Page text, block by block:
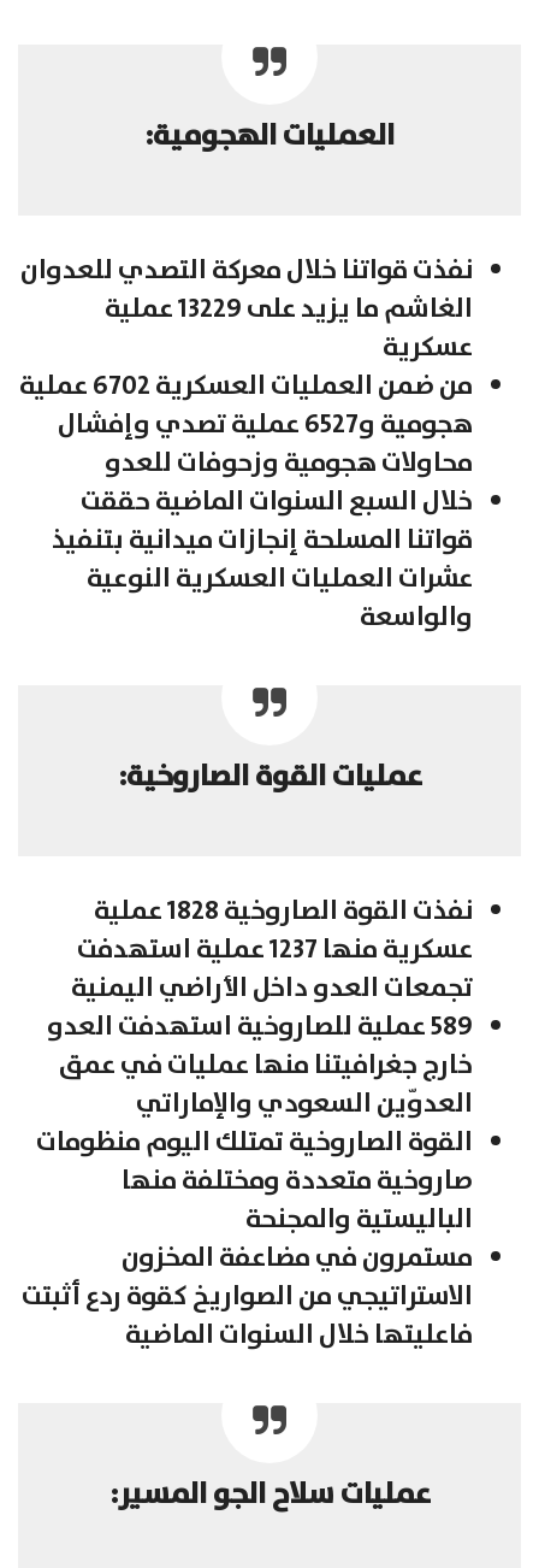
العمليات الهجومية:
نفذت قواتنا خلال معركة التصدي للعدوان
الغاشم ما يزيد على 13229 عملية
عسكرية
من ضمن العمليات العسكرية 6702 عملية
هجومية و6527 عملية تصدي وإفشال
محاولات هجومية وزحوفات للعدو
خلال السبع السنوات الماضية حققت
قواتنا المسلحة إنجازات ميدانية بتنفيذ
عشرات العمليات العسكرية النوعية
والواسعة
عمليات القوة الصاروخية:
نفذت القوة الصاروخية 1828 عملية
عسكرية منها 1237 عملية استهدفت
تجمعات العدو داخل الأراضي اليمنية
589 عملية للصاروخية استهدفت العدو
خارج جغرافيتنا منها عمليات في عمق
العدوّين السعودي والإماراتي
القوة الصاروخية تمتلك اليوم منظومات
صاروخية متعددة ومختلفة منها
الباليستية والمجنحة
مستمرون في مضاعفة المخزون
الاستراتيجي من الصواريخ كقوة ردع أثبتت
فاعليتها خلال السنوات الماضية
عمليات سلاح الجو المسير: